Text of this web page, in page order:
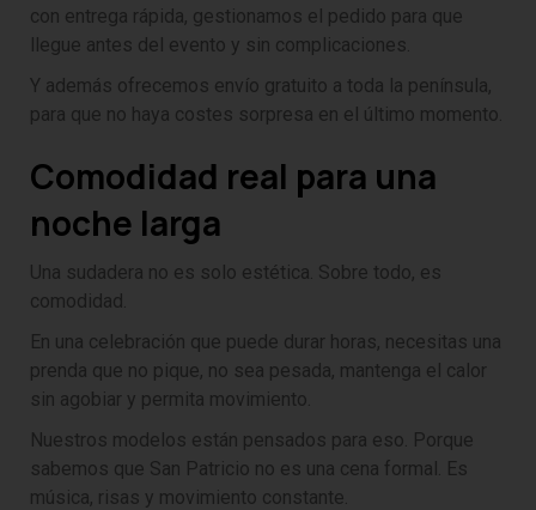
con entrega rápida, gestionamos el pedido para que
llegue antes del evento y sin complicaciones.
Y además ofrecemos envío gratuito a toda la península,
para que no haya costes sorpresa en el último momento.
Comodidad real para una
noche larga
Una sudadera no es solo estética. Sobre todo, es
comodidad.
En una celebración que puede durar horas, necesitas una
prenda que no pique, no sea pesada, mantenga el calor
sin agobiar y permita movimiento.
Nuestros modelos están pensados para eso. Porque
sabemos que San Patricio no es una cena formal. Es
música, risas y movimiento constante.